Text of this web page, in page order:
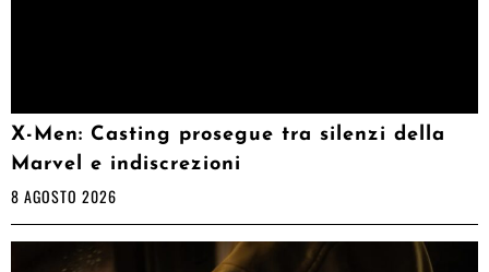
X-Men: Casting prosegue tra silenzi della
Marvel e indiscrezioni
8 AGOSTO 2026